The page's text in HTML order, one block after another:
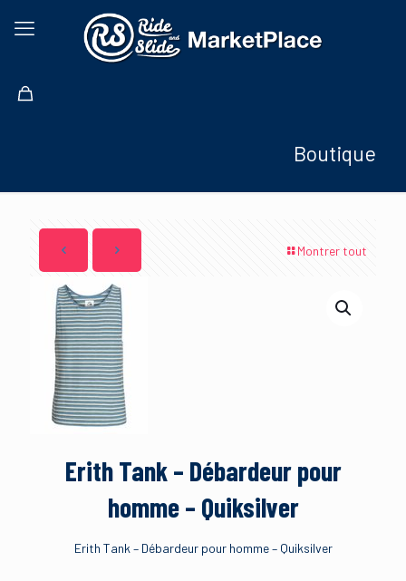
Boutique
Montrer tout
Erith Tank – Débardeur pour
homme – Quiksilver
Erith Tank – Débardeur pour homme – Quiksilver